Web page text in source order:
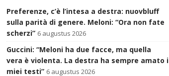
Preferenze, c’è l’intesa a destra: nuovbluff
sulla parità di genere. Meloni: “Ora non fate
scherzi” 6 augustus 2026
Guccini: “Meloni ha due facce, ma quella
vera è violenta. La destra ha sempre amato i
miei testi” 6 augustus 2026